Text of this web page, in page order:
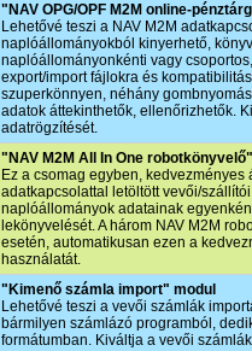
"NAV OPG/OPF M2M online-
Lehetővé teszi a NAV M2M
naplóállományokból kinyerhető,
naplóállományonkénti vagy
export/import fájlokra és
szuperkönnyen, néhány
adatok áttekinthetők, ellenőrizhetők.
adatrögzítését.
"NAV M2M All In One
Ez a csomag egyben, kedvezményes
adatkapcsolattal letöltött vevői/
naplóállományok adatainak
lekönyvelését. A három NAV M2M
esetén, automatikusan ezen a
használatát.
"Kimenő számla import" modul
Lehetővé teszi a vevői számlák
bármilyen számlázó programból,
formátumban. Kiváltja a vevői